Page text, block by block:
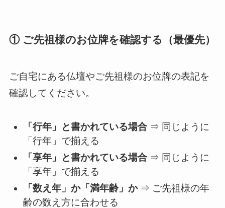
① ご先祖様のお位牌を確認する（最優先）
ご自宅にある仏壇やご先祖様のお位牌の表記を
確認してください。
「行年」と書かれている場合 ⇒ 同じように
「行年」で揃える
「享年」と書かれている場合 ⇒ 同じように
「享年」で揃える
「数え年」か「満年齢」か⇒ ご先祖様の年
齢の数え方に合わせる